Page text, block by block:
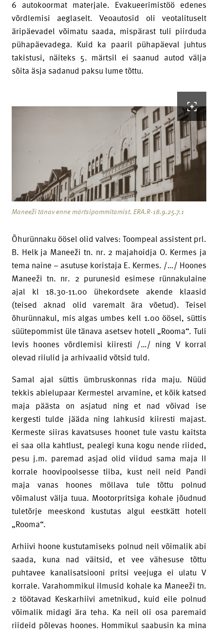
6 autokoormat materjale. Evakueerimistöö edenes
võrdlemisi aeglaselt. Veoautosid oli veotalituselt
äripäevadel võimatu saada, mispärast tuli piirduda
pühapäevadega. Kuid ka paaril pühapäeval juhtus
takistusi, näiteks 5. märtsil ei saanud autod välja
sõita äsja sadanud paksu lume tõttu.
Maneeži tänav enne märtsipommitamist. ERA.R-18.9.25.7.1
Õhurünnaku öösel olid valves: Toompeal assistent prl.
B. Helk ja Maneeži tn. nr. 2 majahoidja O. Kermes ja
tema naine – asutuse koristaja E. Kermes. /…/ Hoones
Maneeži tn. nr. 2 purunesid esimese rünnakulaine
ajal kl 18.30-11.00 ühekordsete akende klaasid
(teised aknad olid varemalt ära võetud). Teisel
õhurünnakul, mis algas umbes kell 1.00 öösel, süttis
süütepommist üle tänava asetsev hotell „Rooma“. Tuli
levis hoones võrdlemisi kiiresti /…/ ning V korral
olevad riiulid ja arhivaalid võtsid tuld.
Samal ajal süttis ümbruskonnas rida maju. Nüüd
tekkis abielupaar Kermestel arvamine, et kõik katsed
maja päästa on asjatud ning et nad võivad ise
kergesti tulde jääda ning lahkusid kiiresti majast.
Kermeste siiras kavatsuses hoonet tule vastu kaitsta
ei saa olla kahtlust, pealegi kuna kogu nende riided,
pesu j.m. paremad asjad olid viidud sama maja II
korrale hoovipoolsesse tiiba, kust neil neid Pandi
maja vanas hoones möllava tule tõttu polnud
võimalust välja tuua. Mootorpritsiga kohale jõudnud
tuletõrje meeskond kustutas algul eestkätt hotell
„Rooma“.
Arhiivi hoone kustutamiseks polnud neil võimalik abi
saada, kuna nad väitsid, et vee vähesuse tõttu
puhtavee kanalisatsiooni pritsi veejuga ei ulatu V
korrale. Varahommikul ilmusid kohale ka Maneeži tn.
2 töötavad Keskarhiivi ametnikud, kuid eile polnud
võimalik midagi ära teha. Ka neil oli osa paremaid
riideid põlevas hoones. Hommikul saabusin ka mina